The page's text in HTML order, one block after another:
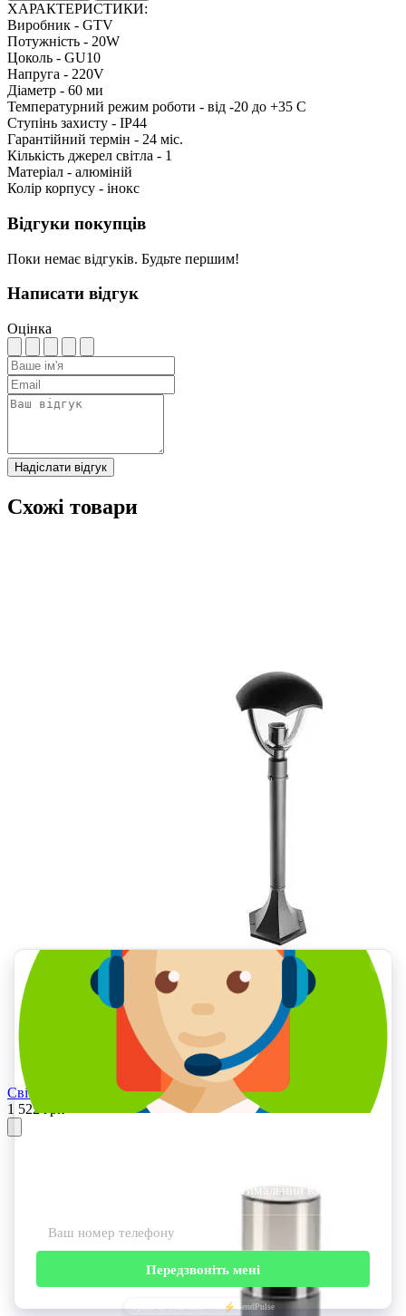
ХАРАКТЕРИСТИКИ:
Виробник - GTV
Потужність - 20W
Цоколь - GU10
Напруга - 220V
Діаметр - 60 ми
Температурний режим роботи - від -20 до +35 C
Ступінь захисту - IP44
Гарантійний термін - 24 міс.
Кількість джерел світла - 1
Матеріал - алюміній
Колір корпусу - інокс
Відгуки покупців
Поки немає відгуків. Будьте першим!
Написати відгук
Оцінка
Надіслати відгук
Схожі товари
Світильник садовий, стовпчик, чорний
1 522 грн